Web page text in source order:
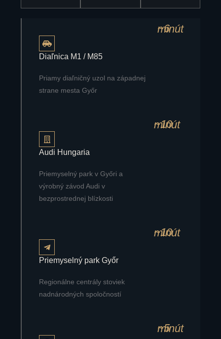
Diaľnica M1 / M85
Priamy diaľničný uzol na západnej
strane mesta Győr
~6 minút
Audi Hungaria
Priemyselný park v Győri a
výrobný závod Audi v
bezprostrednej blízkosti
~10 minút
Priemyselný park Győr
Regionálne centrály stoviek
nadnárodných spoločností
~10 minút
~5 minút